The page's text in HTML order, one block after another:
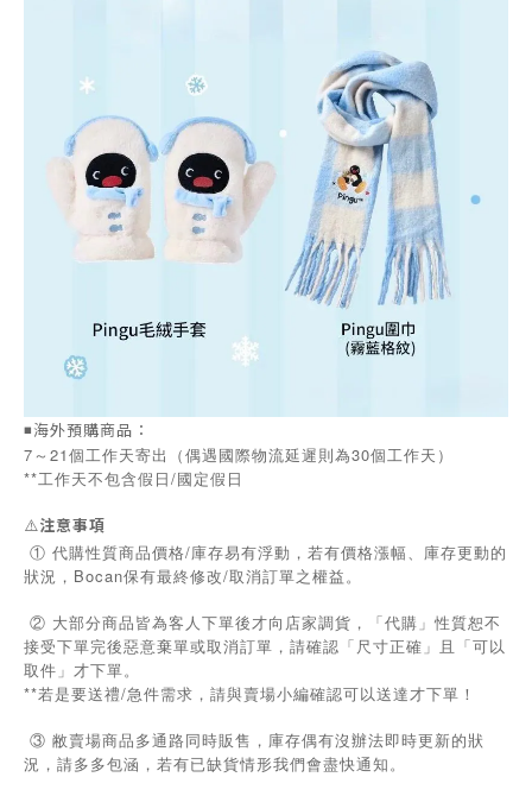
◾️海外預購商品：
7～21個工作天寄出（偶遇國際物流延遲則為30個工作天）
**工作天不包含假日/國定假日
⚠️注意事項
① 代購性質商品價格/庫存易有浮動，若有價格漲幅、庫存更動的
狀況，Bocan保有最終修改/取消訂單之權益。
② 大部分商品皆為客人下單後才向店家調貨，「代購」性質恕不
接受下單完後惡意棄單或取消訂單，請確認「尺寸正確」且「可以
取件」才下單。
**若是要送禮/急件需求，請與賣場小編確認可以送達才下單！
③ 敝賣場商品多通路同時販售，庫存偶有沒辦法即時更新的狀
況，請多多包涵，若有已缺貨情形我們會盡快通知。